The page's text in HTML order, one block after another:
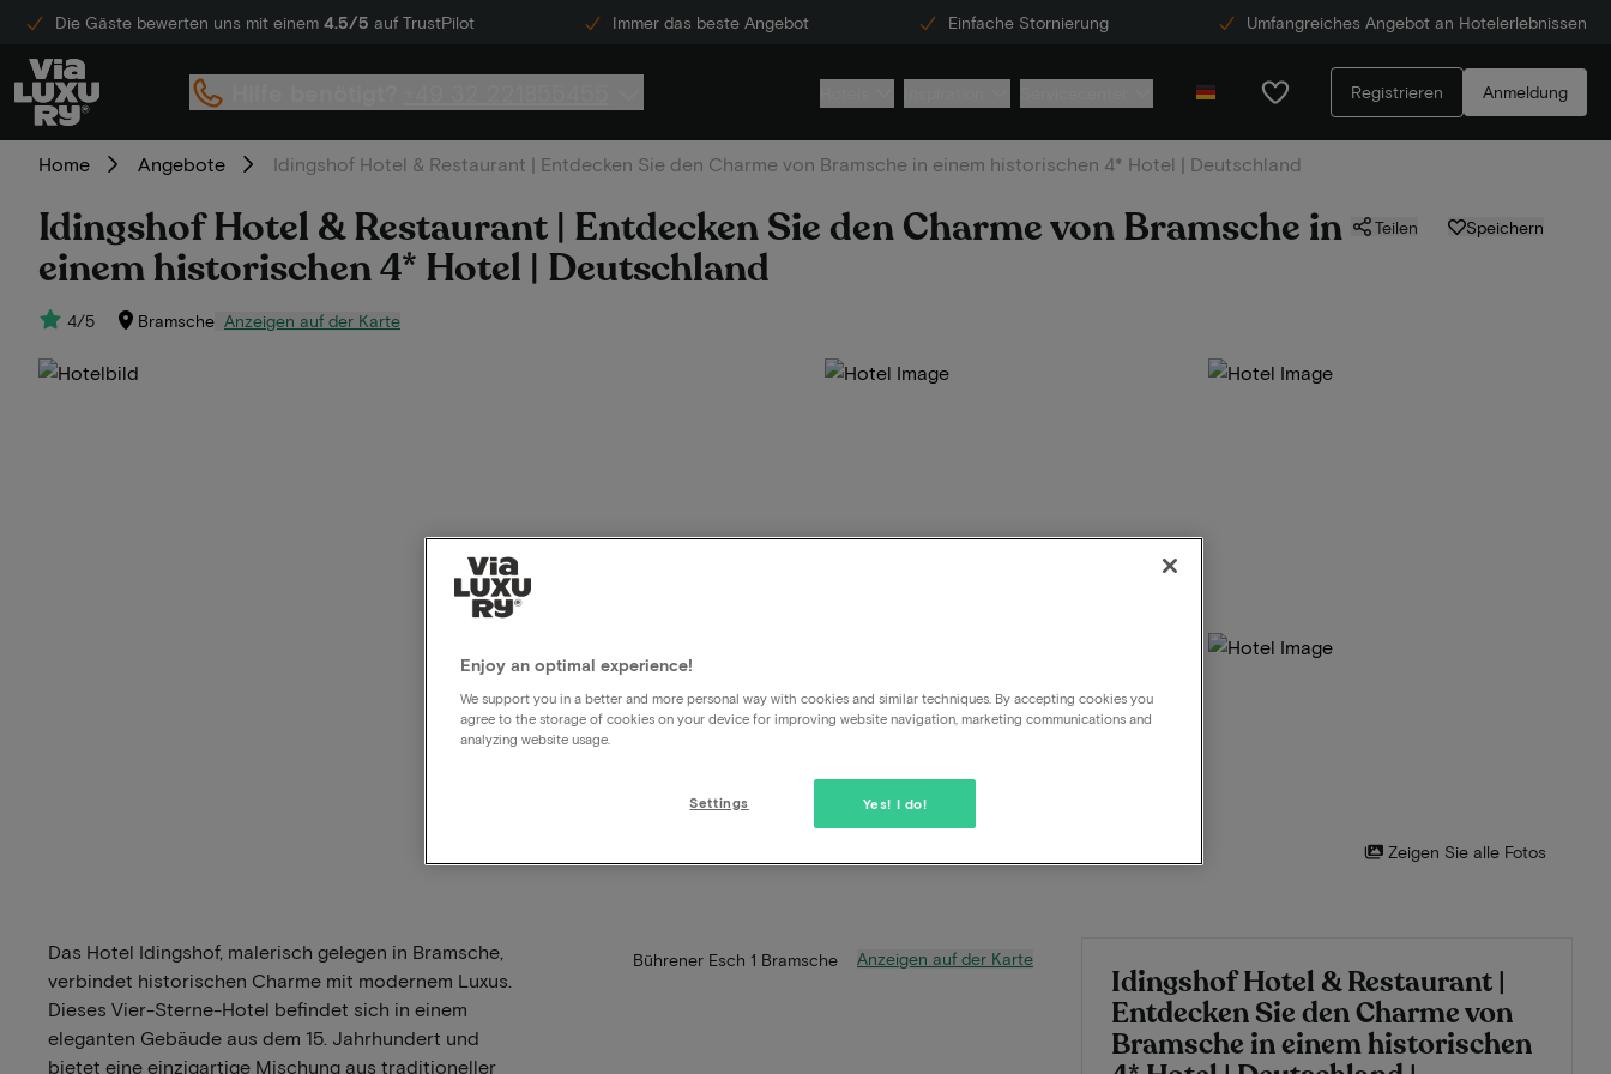
Die Gäste bewerten uns mit einem 4.5/5 auf TrustPilot Immer das beste Angebot Einfache Stornierung Umfangreiches Angebot an Hotelerlebnissen
Registrieren Anmeldung
Home Angebote Idingshof Hotel & Restaurant | Entdecken Sie den Charme von Bramsche in einem historischen 4* Hotel | Deutschland
Idingshof Hotel & Restaurant | Entdecken Sie den Charme von Bramsche in
einem historischen 4* Hotel | Deutschland
4/5 Bramsche Anzeigen auf der Karte
Teilen Speichern
Zeigen Sie alle Fotos
Idingshof Hotel & Restaurant |
Entdecken Sie den Charme von
Bramsche in einem historischen
Das Hotel Idingshof, malerisch gelegen in Bramsche,
verbindet historischen Charme mit modernem Luxus.
Dieses Vier-Sterne-Hotel befindet sich in einem
eleganten Gebäude aus dem 15. Jahrhundert und
bietet eine einzigartige Mischung aus traditioneller
Bührener Esch 1 Bramsche Anzeigen auf der Karte
Enjoy an optimal experience!
We support you in a better and more personal way with cookies and similar techniques. By accepting cookies you
agree to the storage of cookies on your device for improving website navigation, marketing communications and
analyzing website usage.
Yes! I do!
Settings